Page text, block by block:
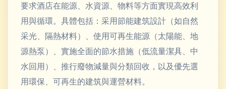
要求酒店在能源、水資源、物料等方面實現高效利
用與循環。具體包括：采用節能建筑設計（如自然
采光、隔熱材料）、使用可再生能源（太陽能、地
源熱泵）、實施全面的節水措施（低流量潔具、中
水回用）、推行廢物減量與分類回收，以及優先選
用環保、可再生的建筑與運營材料。